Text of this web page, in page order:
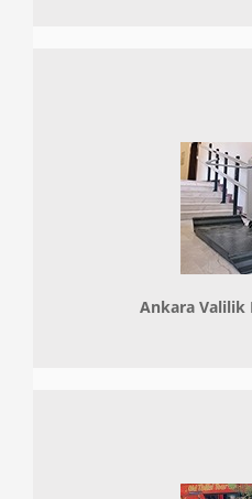
Ankara Valilik